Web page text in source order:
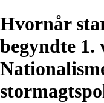
Hvornår
begyndte 1.